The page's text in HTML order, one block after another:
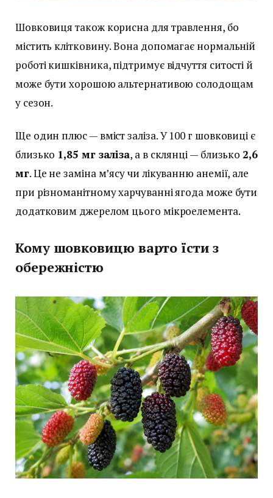
Шовковиця також корисна для травлення, бо
містить клітковину. Вона допомагає нормальній
роботі кишківника, підтримує відчуття ситості й
може бути хорошою альтернативою солодощам
у сезон.
Ще один плюс — вміст заліза. У 100 г шовковиці є
близько 1,85 мг заліза, а в склянці — близько 2,6
мг. Це не заміна м’ясу чи лікуванню анемії, але
при різноманітному харчуванні ягода може бути
додатковим джерелом цього мікроелемента.
Кому шовковицю варто їсти з
обережністю